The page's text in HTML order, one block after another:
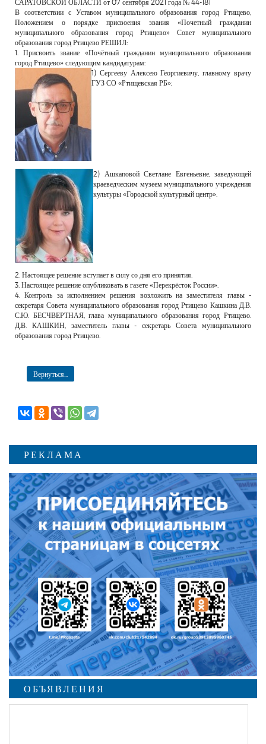
САРАТОВСКОЙ ОБЛАСТИ от 07 сентября 2021 года № 44-181
В соответствии с Уставом муниципального образования город Ртищево,
Положением о порядке присвоения звания «Почетный гражданин
муниципального образования город Ртищево» Совет муниципального
образования город Ртищево РЕШИЛ:
1. Присвоить звание «Почётный гражданин муниципального образования
город Ртищево» следующим кандидатурам:
1) Сергееву Алексею Георгиевичу, главному врачу
ГУЗ СО «Ртищевская РБ»;
2) Ашкаповой Светлане Евгеньевне, заведующей
краеведческим музеем муниципального учреждения
культуры «Городской культурный центр».
2. Настоящее решение вступает в силу со дня его принятия.
3. Настоящее решение опубликовать в газете «Перекрёсток России».
4. Контроль за исполнением решения возложить на заместителя главы -
секретаря Совета муниципального образования город Ртищево Кашкина Д.В.
С.Ю. БЕСЧВЕРТНАЯ, глава муниципального образования город Ртищево.
Д.В. КАШКИН, заместитель главы - секретарь Совета муниципального
образования город Ртищево.
Вернуться...
РЕКЛАМА
ОБЪЯВЛЕНИЯ